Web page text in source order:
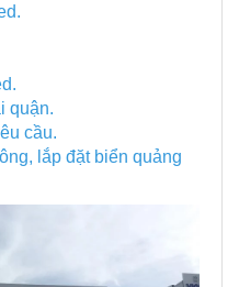
quận.
cầu.
lắp đặt biển quảng